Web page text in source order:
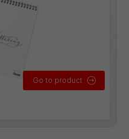
Go to product